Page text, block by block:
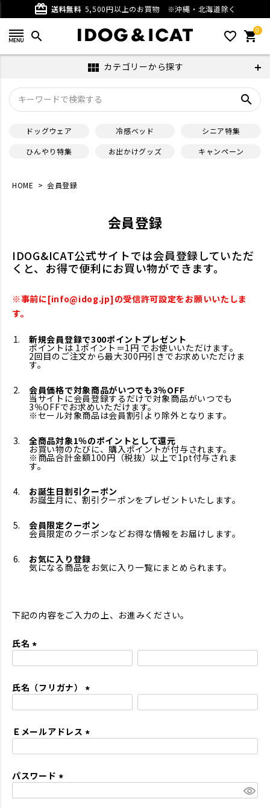
card_giftcard 送料無料 5,500円以上のお買物 ※沖縄・北海道除く
search favorite_outline 0
shopping_cart
view_module カテゴリーから探す
search
ドッグウェア 冷感ベッド
シニア特集
ひんやり特集
お出かけグッズ キャンペーン
HOME 会員登録
会員登録
IDOG&ICAT公式サイトでは会員登録していただ
くと、お得で便利にお買い物ができます。
※事前に[info@idog.jp]の受信許可設定をお願いいたしま
す。
新規会員登録で300ポイントプレゼント
ポイントは 1ポイント＝1円 でお使いいただけます。
2回目のご注文から最大300円引きでお求めいただけま
す。
会員価格で対象商品がいつでも3％OFF
当サイトに会員登録するだけで対象商品がいつでも
3％OFFでお求めいただけます。
※セール対象商品は会員割引より除外となります。
全商品対象1％のポイントとして還元
お買い物のたびに、購入ポイントが付与されます。
※商品合計金額100円（税抜）以上で1pt付与されま
す。
お誕生日割引クーポン
お誕生月に、割引クーポンをプレゼントいたします。
会員限定クーポン
会員限定のクーポンなどお得な情報をお届けします。
お気に入り登録
気になる商品をお気に入り一覧にまとめられます。
下記の内容をご入力の上、お進みください。
氏名
須
氏名（フリガナ）
須
Ｅメールアドレス
パスワード